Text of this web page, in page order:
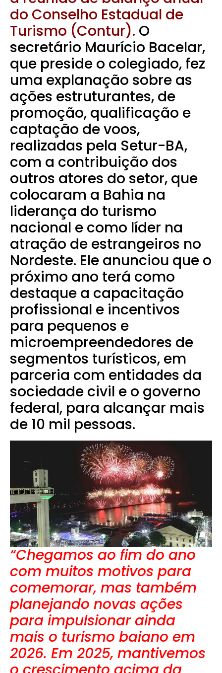
do Conselho Estadual de
Turismo (Contur). O
secretário Maurício Bacelar,
que preside o colegiado, fez
uma explanação sobre as
ações estruturantes, de
promoção, qualificação e
captação de voos,
realizadas pela Setur-BA,
com a contribuição dos
outros atores do setor, que
colocaram a Bahia na
liderança do turismo
nacional e como líder na
atração de estrangeiros no
Nordeste. Ele anunciou que o
próximo ano terá como
destaque a capacitação
profissional e incentivos
para pequenos e
microempreendedores de
segmentos turísticos, em
parceria com entidades da
sociedade civil e o governo
federal, para alcançar mais
de 10 mil pessoas.
“Chegamos ao fim do ano
com muitos motivos para
comemorar, mas também
planejando novas ações
para impulsionar ainda
mais o turismo baiano em
2026. Em 2025, mantivemos